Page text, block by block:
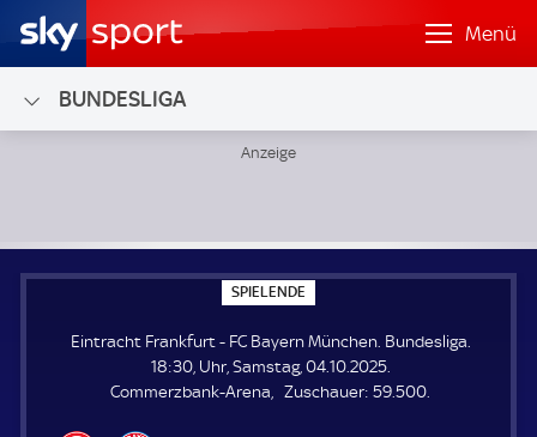
Menü
BUNDESLIGA
SPIELENDE
P
E
L
E
N
Eintracht Frankfurt - FC Bayern München. Bundesliga.
18:30, Uhr, Samstag, 04.10.2025.
Commerzbank-Arena
Zuschauer: Z
59.500.